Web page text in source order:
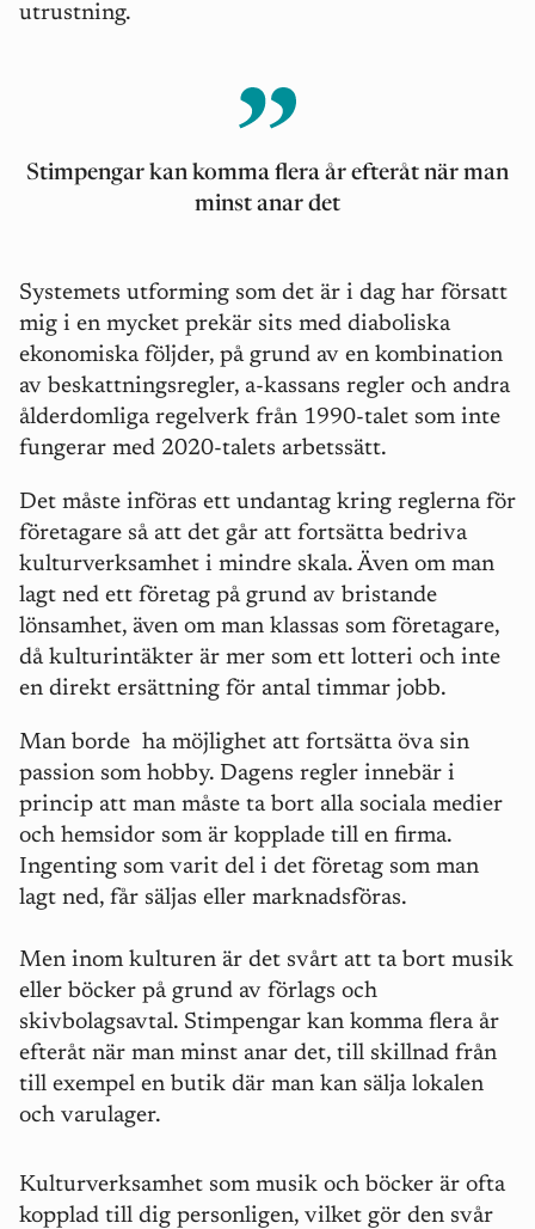
utrustning.
Stimpengar kan komma flera år efteråt när man
minst anar det
Systemets utforming som det är i dag har försatt
mig i en mycket prekär sits med diaboliska
ekonomiska följder, på grund av en kombination
av beskattningsregler, a-kassans regler och andra
ålderdomliga regelverk från 1990-talet som inte
fungerar med 2020-talets arbetssätt.
Det måste införas ett undantag kring reglerna för
företagare så att det går att fortsätta bedriva
kulturverksamhet i mindre skala. Även om man
lagt ned ett företag på grund av bristande
lönsamhet, även om man klassas som företagare,
då kulturintäkter är mer som ett lotteri och inte
en direkt ersättning för antal timmar jobb.
Man borde ha möjlighet att fortsätta öva sin
passion som hobby. Dagens regler innebär i
princip att man måste ta bort alla sociala medier
och hemsidor som är kopplade till en firma.
Ingenting som varit del i det företag som man
lagt ned, får säljas eller marknadsföras.
Men inom kulturen är det svårt att ta bort musik
eller böcker på grund av förlags och
skivbolagsavtal. Stimpengar kan komma flera år
efteråt när man minst anar det, till skillnad från
till exempel en butik där man kan sälja lokalen
och varulager.
Kulturverksamhet som musik och böcker är ofta
kopplad till dig personligen, vilket gör den svår